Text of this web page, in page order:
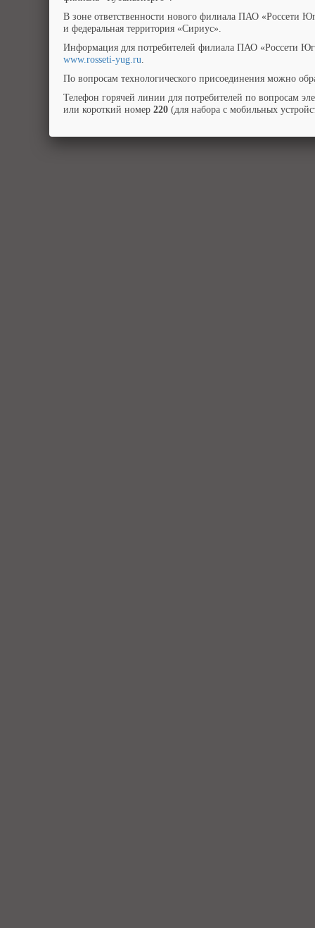
В зоне ответственности нового филиала ПАО «Россети
и федеральная территория «Сириус».
Информация для потребителей филиала ПАО «Россети
www.rosseti-yug.ru.
По вопросам технологического присоединения можно
Телефон горячей линии для потребителей по вопросам
или короткий номер 220 (для набора с мобильных